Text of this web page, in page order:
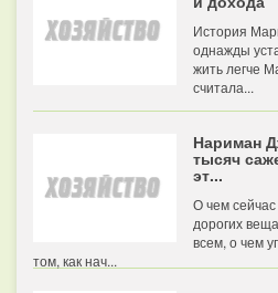
История
однажды
жить легче
считала...
Нариман
тысяч
эт...
О чем
дорогих
всем, о чем
том, как нач...